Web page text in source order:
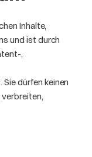
Inhalte,
und ist durch
,
dürfen keinen
verbreiten,